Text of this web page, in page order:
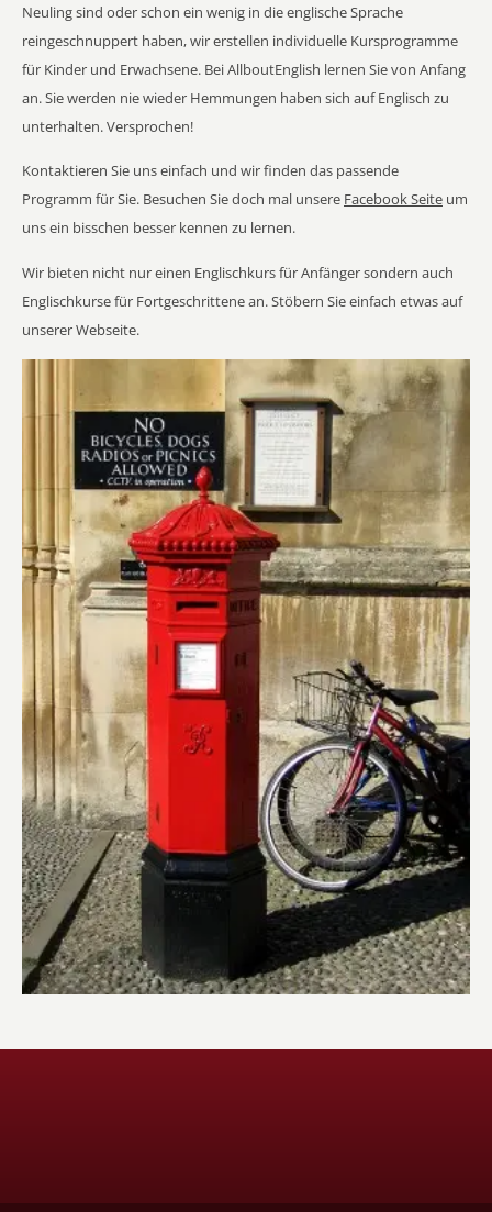
Neuling sind oder schon ein wenig in die englische Sprache
reingeschnuppert haben, wir erstellen individuelle Kursprogramme
für Kinder und Erwachsene. Bei AllboutEnglish lernen Sie von Anfang
an. Sie werden nie wieder Hemmungen haben sich auf Englisch zu
unterhalten. Versprochen!
Kontaktieren Sie uns einfach und wir finden das passende
Programm für Sie. Besuchen Sie doch mal unsere Facebook Seite um
uns ein bisschen besser kennen zu lernen.
Wir bieten nicht nur einen Englischkurs für Anfänger sondern auch
Englischkurse für Fortgeschrittene an. Stöbern Sie einfach etwas auf
unserer Webseite.